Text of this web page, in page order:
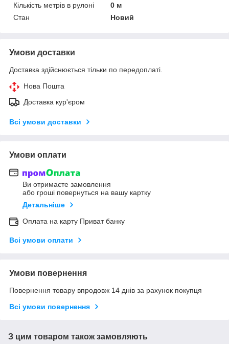
Кількість метрів в рулоні
0 м
Стан
Новий
Умови доставки
Доставка здійснюється тільки по передоплаті.
Нова Пошта
Доставка кур'єром
Всі умови доставки
Умови оплати
Ви отримаєте замовлення
або гроші повернуться на вашу картку
Детальніше
Оплата на карту Приват банку
Всі умови оплати
Умови повернення
Повернення товару впродовж 14 днів за рахунок покупця
Всі умови повернення
З цим товаром також замовляють